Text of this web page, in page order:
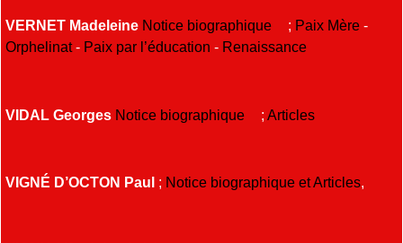
VERNET Madeleine Notice biographique ; Paix Mère -
Orphelinat- Paix par l’éducation - Renaissance
VIDAL Georges Notice biographique ; Articles
VIGNÉ D’OCTON Paul ; Notice biographique et Articles,